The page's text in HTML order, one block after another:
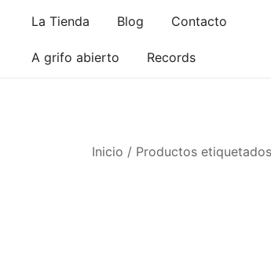
contenido
La Tienda Blog Contacto
A grifo abierto Records
Inicio / Productos